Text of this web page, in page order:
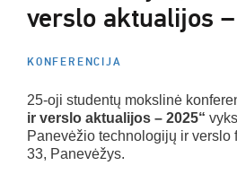
verslo aktualijos
KONFERENCIJA
25-oji studentų mokslinė
ir verslo aktualijos – 2025“
Panevėžio technologijų ir verslo
33, Panevėžys.